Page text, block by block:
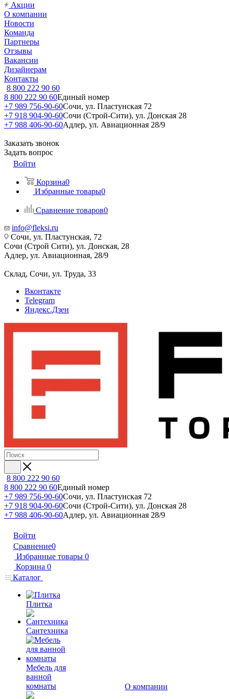
Акции
О компании
Новости
Команда
Партнеры
Отзывы
Вакансии
Дизайнерам
Контакты
8 800 222 90 60
8 800 222 90 60Единый номер
+7 989 756-90-60Сочи, ул. Пластунская 72
+7 918 904-90-60Сочи (Строй-Сити), ул. Донская 28
+7 988 406-90-60Адлер, ул. Авиационная 28/9
Заказать звонок
Задать вопрос
Войти
Корзина0
Избранные товары0
Сравнение товаров0
info@fleksi.ru
Сочи, ул. Пластунская, 72
Сочи (Строй Сити), ул. Донская, 28
Адлер, ул. Авиационная, 28/9
Склад, Сочи, ул. Труда, 33
Вконтакте
Telegram
Яндекс.Дзен
8 800 222 90 60
8 800 222 90 60Единый номер
+7 989 756-90-60Сочи, ул. Пластунская 72
+7 918 904-90-60Сочи (Строй-Сити), ул. Донская 28
+7 988 406-90-60Адлер, ул. Авиационная 28/9
Войти
Сравнение0
Избранные товары 0
Корзина 0
Каталог
Плитка
Сантехника
Мебель для
ванной
комнаты
О компании